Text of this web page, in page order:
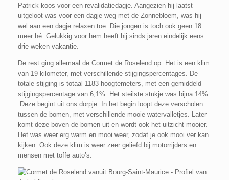
Patrick koos voor een revalidatiedagje. Aangezien hij laatst
uitgeloot was voor een dagje weg met de Zonnebloem, was hij
wel aan een dagje relaxen toe. Die jongen is toch ook geen 18
meer hé. Gelukkig voor hem heeft hij sinds jaren eindelijk eens
drie weken vakantie.
De rest ging allemaal de Cormet de Roselend op. Het is een klim
van 19 kilometer, met verschillende stijgingspercentages. De
totale stijging is totaal 1183 hoogtemeters, met een gemiddeld
stijgingspercentage van 6,1%. Het steilste stukje was bijna 14%.
Deze begint uit ons dorpje. In het begin loopt deze verscholen
tussen de bomen, met verschillende mooie watervalletjes. Later
komt deze boven de bomen uit en wordt ook het uitzicht mooier.
Het was weer erg warm en mooi weer, zodat je ook mooi ver kan
kijken. Ook deze klim is weer zeer geliefd bij motorrijders en
mensen met toffe auto’s.